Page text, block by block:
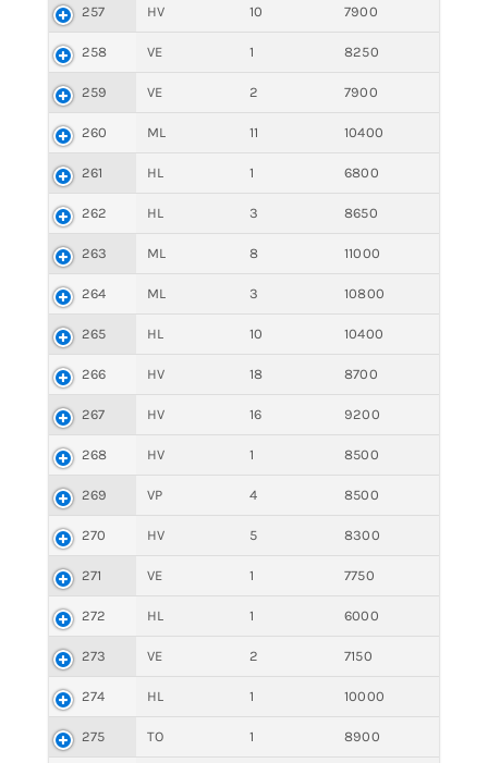
257 HV 10 7900
258 VE 1 8250
259 VE 2 7900
260 ML 11 10400
261 HL 1 6800
262 HL 3 8650
263 ML 8 11000
264 ML 3 10800
265 HL 10 10400
266 HV 18 8700
267 HV 16 9200
268 HV 1 8500
269 VP 4 8500
270 HV 5 8300
271 VE 1 7750
272 HL 1 6000
273 VE 2 7150
274 HL 1 10000
275 TO 1 8900